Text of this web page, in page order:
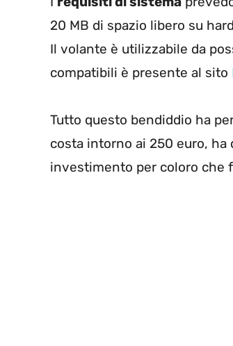
20 MB di spazio libero su
Il volante è utilizzabile da
compatibili è presente al sito
Tutto questo bendiddio ha
costa intorno ai 250 euro,
investimento per coloro che